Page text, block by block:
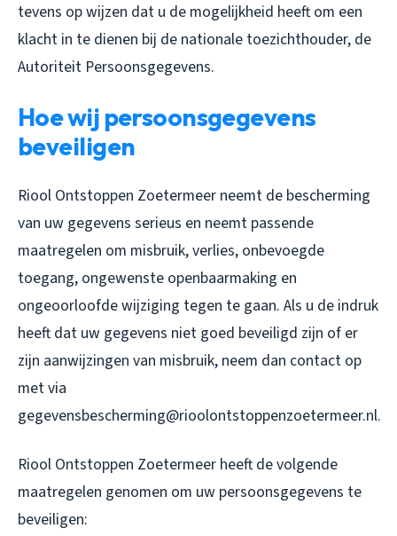
tevens op wijzen dat u de mogelijkheid heeft om een
klacht in te dienen bij de nationale toezichthouder, de
Autoriteit Persoonsgegevens.
Hoe wij persoonsgegevens
beveiligen
Riool Ontstoppen Zoetermeer neemt de bescherming
van uw gegevens serieus en neemt passende
maatregelen om misbruik, verlies, onbevoegde
toegang, ongewenste openbaarmaking en
ongeoorloofde wijziging tegen te gaan. Als u de indruk
heeft dat uw gegevens niet goed beveiligd zijn of er
zijn aanwijzingen van misbruik, neem dan contact op
met via
gegevensbescherming@rioolontstoppenzoetermeer.nl.
Riool Ontstoppen Zoetermeer heeft de volgende
maatregelen genomen om uw persoonsgegevens te
beveiligen: